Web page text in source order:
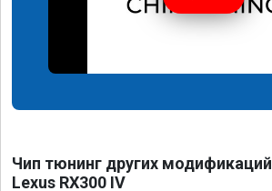
Чип тюнинг других модификаций
Lexus RX300 IV